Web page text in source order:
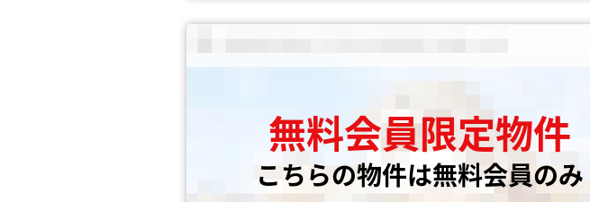
無料会員限定物件
こちらの物件は無料会員のみ